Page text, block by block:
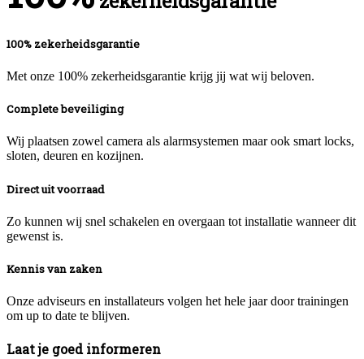
100% zekerheidsgarantie
Met onze 100% zekerheidsgarantie krijg jij wat wij beloven.
Complete beveiliging
Wij plaatsen zowel camera als alarmsystemen maar ook smart locks,
sloten, deuren en kozijnen.
Direct uit voorraad
Zo kunnen wij snel schakelen en overgaan tot installatie wanneer dit
gewenst is.
Kennis van zaken
Onze adviseurs en installateurs volgen het hele jaar door trainingen
om up to date te blijven.
Laat je goed informeren